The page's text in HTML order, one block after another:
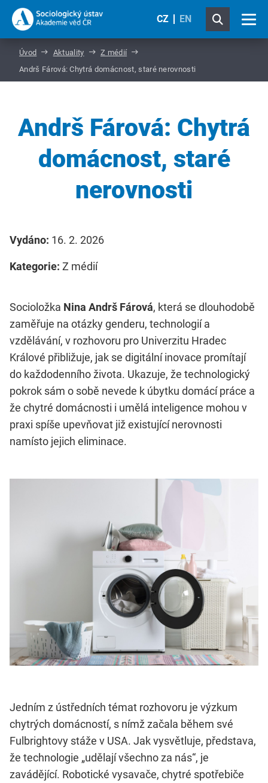
CZ EN
Úvod Aktuality
Z médií
Andrš Fárová: Chytrá domácnost, staré nerovnosti
Andrš Fárová: Chytrá
domácnost, staré
nerovnosti
Vydáno: 16. 2. 2026
Kategorie: Z médií
Socioložka Nina Andrš Fárová, která se dlouhodobě
zaměřuje na otázky genderu, technologií a
vzdělávání, v rozhovoru pro Univerzitu Hradec
Králové přibližuje, jak se digitální inovace promítají
do každodenního života. Ukazuje, že technologický
pokrok sám o sobě nevede k úbytku domácí práce a
že chytré domácnosti i umělá inteligence mohou v
praxi spíše upevňovat již existující nerovnosti
namísto jejich eliminace.
Jedním z ústředních témat rozhovoru je výzkum
chytrých domácností, s nímž začala během své
Fulbrightovy stáže v USA. Jak vysvětluje, představa,
že technologie „udělají všechno za nás“, je
zavádějící. Robotické vysavače, chytré spotřebiče